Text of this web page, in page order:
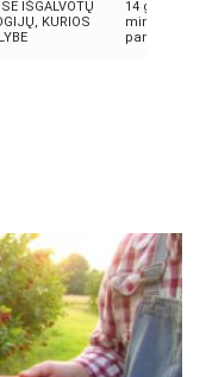
IŠGALVOTŲ
KURIOS
14 grožio
minutės |
pamoka